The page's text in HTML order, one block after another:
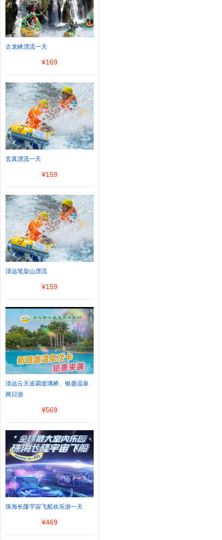
古龙峡漂流一天
¥169
玄真漂流一天
¥159
清远笔架山漂流
¥159
清远云天波霸玻璃桥、银盏温泉
两日游
¥569
珠海长隆宇宙飞船欢乐游一天
¥469